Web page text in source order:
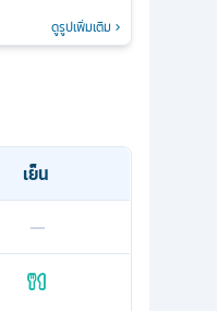
ดูรูปเพิ่มเติม
เย็น
—